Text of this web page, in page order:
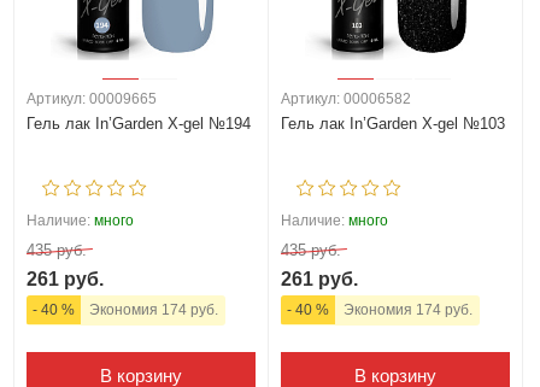
Артикул: 00009665
Гель лак In’Garden X-gel №194
Наличие: много
435 руб.
261 руб.
- 40 % Экономия 174 руб.
В корзину
Артикул: 00006582
Гель лак In’Garden X-gel №103
Наличие: много
435 руб.
261 руб.
- 40 % Экономия 174 руб.
В корзину